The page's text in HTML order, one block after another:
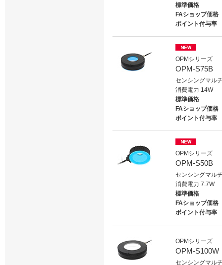
標準価格
FAショップ価格
ポイント付与率
OPMシリーズ
OPM-S75B
センシングマル
消費電力 14W
標準価格
FAショップ価格
ポイント付与率
OPMシリーズ
OPM-S50B
センシングマル
消費電力 7.7W
標準価格
FAショップ価格
ポイント付与率
OPMシリーズ
OPM-S100W
センシングマル